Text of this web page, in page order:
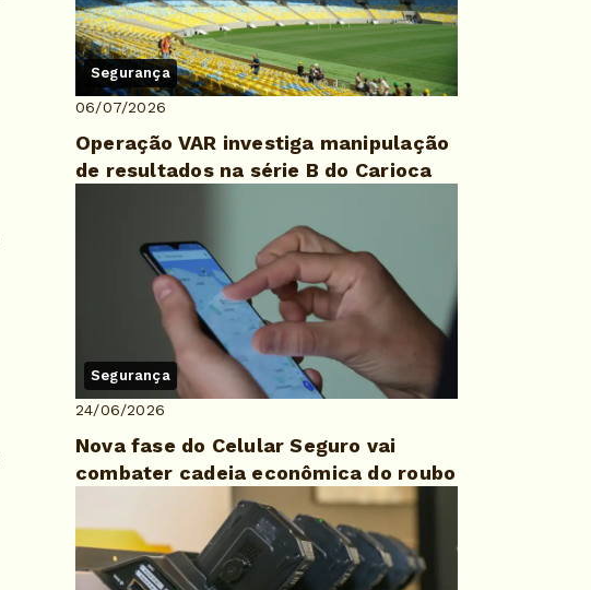
Segurança
06/07/2026
Operação VAR investiga manipulação
de resultados na série B do Carioca
Segurança
24/06/2026
Nova fase do Celular Seguro vai
combater cadeia econômica do roubo